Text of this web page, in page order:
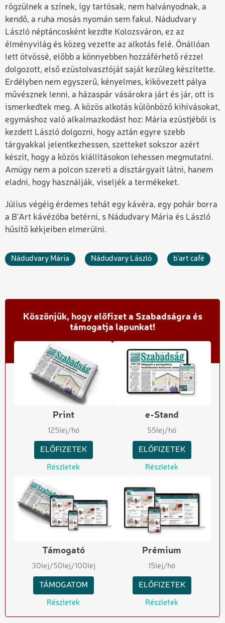
rögzülnek a színek, így tartósak, nem halványodnak, a
kendő, a ruha mosás nyomán sem fakul. Nádudvary
László néptáncosként kezdte Kolozsváron, ez az
élményvilág és közeg vezette az alkotás felé. Önállóan
lett ötvössé, előbb a könnyebben hozzáférhető rézzel
dolgozott, első ezüstolvasztóját saját kezűleg készítette.
Erdélyben nem egyszerű, kényelmes, kikövezett pálya
művésznek lenni, a házaspár vásárokra járt és jár, ott is
ismerkedtek meg. A közös alkotás különböző kihívásokat,
egymáshoz való alkalmazkodást hoz: Mária ezüstjéből is
kezdett László dolgozni, hogy aztán egyre szebb
tárgyakkal jelentkezhessen, szetteket sokszor azért
készít, hogy a közös kiállításokon lehessen megmutatni.
Amúgy nem a polcon szereti a dísztárgyait látni, hanem
eladni, hogy használják, viseljék a termékeket.
Július végéig érdemes tehát egy kávéra, egy pohár borra
a B’Art kávézóba betérni, s Nádudvary Mária és László
hűsítő kékjeiben elmerülni.
Nádudvary Mária Nádudvary László b'art café
Köszönjük, hogy előfizet a Szabadságra és
támogatja lapunkat!
Print
125lej/hó
ELŐFIZETEK
Részletek
e-Stand
55lej/hó
ELŐFIZETEK
Részletek
Támogató
30lej/50lej/100lej
TÁMOGATOM
Részletek
Prémium
15lej/hó
ELŐFIZETEK
Részletek